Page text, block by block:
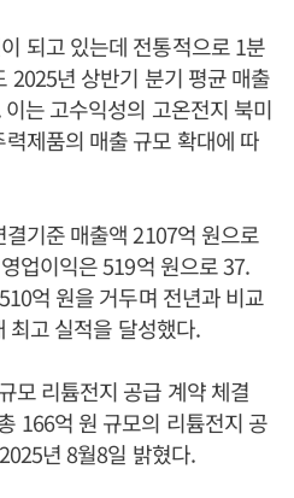
되고 있는데 전통적으로 1분
2025년 상반기 분기 평균 매출
는 고수익성의 고온전지 북미
제품의 매출 규모 확대에 따
기준 매출액 2107억 원으로
업이익은 519억 원으로 37.
억 원을 거두며 전년과 비교
최고 실적을 달성했다.
리튬전지 공급 계약 체결
166억 원 규모의 리튬전지 공
년 8월8일 밝혔다.